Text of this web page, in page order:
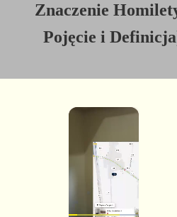
Znaczenie
Pojęcie i
×